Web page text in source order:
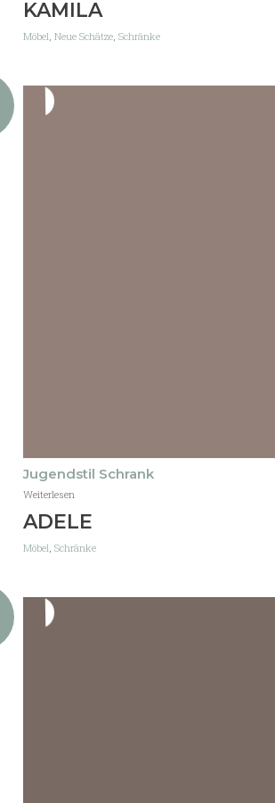
KAMILA
Möbel Neue Schätze, Schränke
Jugendstil Schrank
Weiterlesen
ADELE
Möbel Schränke